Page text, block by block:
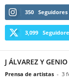
350 Seguidores
3,099
J ÁLVAREZ Y
Prensa de artistas - 3